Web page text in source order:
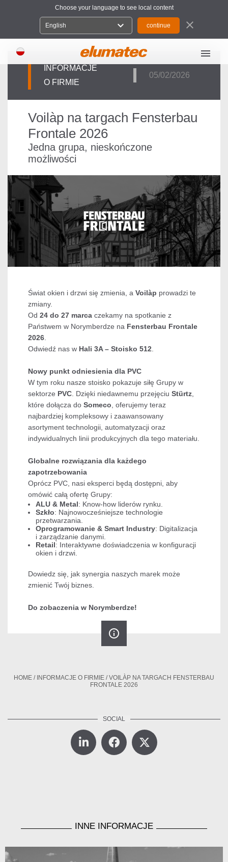
Choose your language to see local content
English expand_more close
menu
INFORMACJE
O FIRMIE
05/02/2026
Voilàp na targach Fensterbau
Frontale 2026
Jedna grupa, nieskończone
możliwości
Świat okien i drzwi się zmienia, a Voilàp prowadzi te
zmiany.
Od 24 do 27 marca czekamy na spotkanie z
Państwem w Norymberdze na Fensterbau Frontale
2026
Odwiedź nas w Hali 3A – Stoisko 512
Nowy punkt odniesienia dla PVC
W tym roku nasze stoisko pokazuje siłę Grupy w
sektorze PVC . Dzięki niedawnemu przejęciu Stürtz
które dołącza do Someco , oferujemy teraz
najbardziej kompleksowy i zaawansowany
asortyment technologii, automatyzacji oraz
indywidualnych linii produkcyjnych dla tego materiału.
Globalne rozwiązania dla każdego
zapotrzebowania
Oprócz PVC, nasi eksperci będą dostępni, aby
omówić całą ofertę Grupy:
ALU & Metal: Know-how liderów rynku.
Szkło: Najnowocześniejsze technologie
przetwarzania.
Oprogramowanie & Smart Industry: Digitalizacja
i zarządzanie danymi.
Retail: Interaktywne doświadczenia w konfiguracji
okien i drzwi.
Dowiedz się, jak synergia naszych marek może
zmienić Twój biznes.
Do zobaczenia w Norymberdze!
info_outline
HOME / INFORMACJE O FIRMIE /VOILÀP NA TARGACH FENSTERBAU
FRONTALE 2026
INNE INFORMACJE